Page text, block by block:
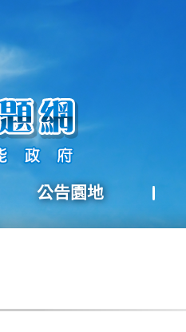
公告園地